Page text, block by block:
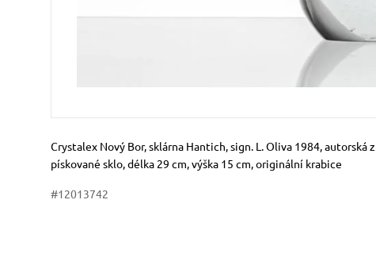
Rozměry
Stručný popis předmětu
Crystalex Nový Bor, sklárna Hantich, sign. L. Oliva 1984,
pískované sklo, délka 29 cm, výška 15 cm, originální krabice
#12013742